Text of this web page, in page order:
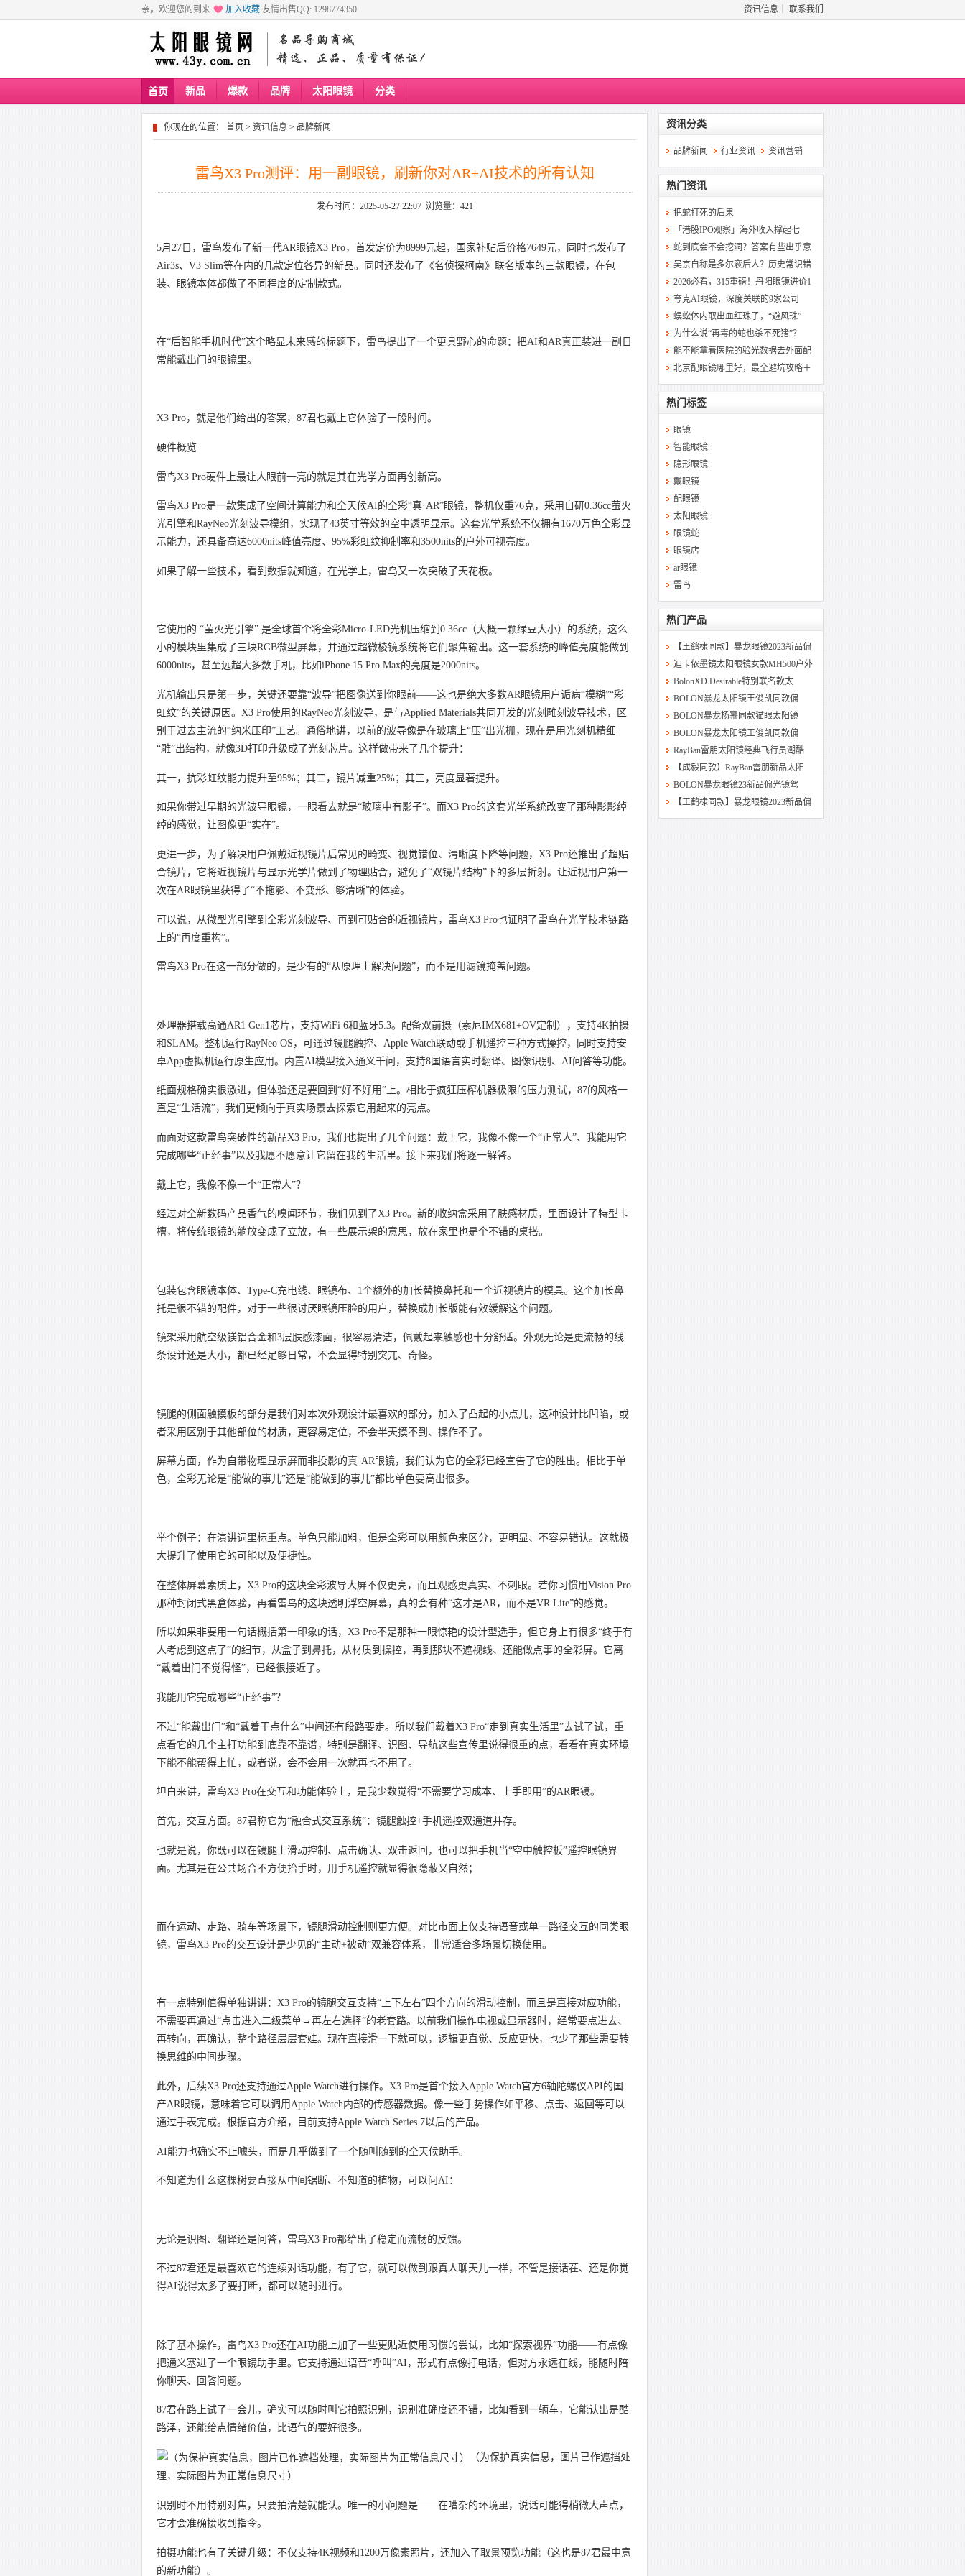
亲，欢迎您的到来 加入收藏 友情出售QQ: 1298774350 资讯信息 联系我们
首页 新品 爆款 品牌 太阳眼镜 分类
你现在的位置： 首页 > 资讯信息 > 品牌新闻
雷鸟X3 Pro测评：用一副眼镜，刷新你对AR+AI技术的所有认知
发布时间：2025-05-27 22:07 浏览量：421
5月27日，雷鸟发布了新一代AR眼镜X3 Pro，首发定价为8999元起，国家补贴后价格7649元，同时也发布了
Air3s、V3 Slim等在内的几款定位各异的新品。同时还发布了《名侦探柯南》联名版本的三款眼镜，在包
装、眼镜本体都做了不同程度的定制款式。
在“后智能手机时代”这个略显未来感的标题下，雷鸟提出了一个更具野心的命题：把AI和AR真正装进一副日
常能戴出门的眼镜里。
X3 Pro，就是他们给出的答案，87君也戴上它体验了一段时间。
硬件概览
雷鸟X3 Pro硬件上最让人眼前一亮的就是其在光学方面再创新高。
雷鸟X3 Pro是一款集成了空间计算能力和全天候AI的全彩“真·AR”眼镜，整机仅重76克，采用自研0.36cc萤火
光引擎和RayNeo光刻波导模组，实现了43英寸等效的空中透明显示。这套光学系统不仅拥有1670万色全彩显
示能力，还具备高达6000nits峰值亮度、95%彩虹纹抑制率和3500nits的户外可视亮度。
如果了解一些技术，看到数据就知道，在光学上，雷鸟又一次突破了天花板。
它使用的 “萤火光引擎” 是全球首个将全彩Micro-LED光机压缩到0.36cc（大概一颗绿豆大小）的系统，这么
小的模块里集成了三块RGB微型屏幕，并通过超微棱镜系统将它们聚焦输出。这一套系统的峰值亮度能做到
6000nits，甚至远超大多数手机，比如iPhone 15 Pro Max的亮度是2000nits。
光机输出只是第一步，关键还要靠“波导”把图像送到你眼前——这也是绝大多数AR眼镜用户诟病“模糊”“彩
虹纹”的关键原因。X3 Pro使用的RayNeo光刻波导，是与Applied Materials共同开发的光刻雕刻波导技术，区
别于过去主流的“纳米压印”工艺。通俗地讲，以前的波导像是在玻璃上“压”出光栅，现在是用光刻机精细
“雕”出结构，就像3D打印升级成了光刻芯片。这样做带来了几个提升：
其一，抗彩虹纹能力提升至95%；其二，镜片减重25%；其三，亮度显著提升。
如果你带过早期的光波导眼镜，一眼看去就是“玻璃中有影子”。而X3 Pro的这套光学系统改变了那种影影绰
绰的感觉，让图像更“实在”。
更进一步，为了解决用户佩戴近视镜片后常见的畸变、视觉错位、清晰度下降等问题，X3 Pro还推出了超贴
合镜片，它将近视镜片与显示光学片做到了物理贴合，避免了“双镜片结构”下的多层折射。让近视用户第一
次在AR眼镜里获得了“不拖影、不变形、够清晰”的体验。
可以说，从微型光引擎到全彩光刻波导、再到可贴合的近视镜片，雷鸟X3 Pro也证明了雷鸟在光学技术链路
上的“再度重构”。
雷鸟X3 Pro在这一部分做的，是少有的“从原理上解决问题”，而不是用滤镜掩盖问题。
处理器搭载高通AR1 Gen1芯片，支持WiFi 6和蓝牙5.3。配备双前摄（索尼IMX681+OV定制），支持4K拍摄
和SLAM。整机运行RayNeo OS，可通过镜腿触控、Apple Watch联动或手机遥控三种方式操控，同时支持安
卓App虚拟机运行原生应用。内置AI模型接入通义千问，支持8国语言实时翻译、图像识别、AI问答等功能。
纸面规格确实很激进，但体验还是要回到“好不好用”上。相比于疯狂压榨机器极限的压力测试，87的风格一
直是“生活流”，我们更倾向于真实场景去探索它用起来的亮点。
而面对这款雷鸟突破性的新品X3 Pro，我们也提出了几个问题：戴上它，我像不像一个“正常人”、我能用它
完成哪些“正经事”以及我愿不愿意让它留在我的生活里。接下来我们将逐一解答。
戴上它，我像不像一个“正常人”？
经过对全新数码产品香气的嗅闻环节，我们见到了X3 Pro。新的收纳盒采用了肤感材质，里面设计了特型卡
槽，将传统眼镜的躺放变成了立放，有一些展示架的意思，放在家里也是个不错的桌搭。
包装包含眼镜本体、Type-C充电线、眼镜布、1个额外的加长替换鼻托和一个近视镜片的模具。这个加长鼻
托是很不错的配件，对于一些很讨厌眼镜压脸的用户，替换成加长版能有效缓解这个问题。
镜架采用航空级镁铝合金和3层肤感漆面，很容易清洁，佩戴起来触感也十分舒适。外观无论是更流畅的线
条设计还是大小，都已经足够日常，不会显得特别突兀、奇怪。
镜腿的侧面触摸板的部分是我们对本次外观设计最喜欢的部分，加入了凸起的小点儿，这种设计比凹陷，或
者采用区别于其他部位的材质，更容易定位，不会半天摸不到、操作不了。
屏幕方面，作为自带物理显示屏而非投影的真·AR眼镜，我们认为它的全彩已经宣告了它的胜出。相比于单
色，全彩无论是“能做的事儿”还是“能做到的事儿”都比单色要高出很多。
举个例子：在演讲词里标重点。单色只能加粗，但是全彩可以用颜色来区分，更明显、不容易错认。这就极
大提升了使用它的可能以及便捷性。
在整体屏幕素质上，X3 Pro的这块全彩波导大屏不仅更亮，而且观感更真实、不刺眼。若你习惯用Vision Pro
那种封闭式黑盒体验，再看雷鸟的这块透明浮空屏幕，真的会有种“这才是AR，而不是VR Lite”的感觉。
所以如果非要用一句话概括第一印象的话，X3 Pro不是那种一眼惊艳的设计型选手，但它身上有很多“终于有
人考虑到这点了”的细节，从盒子到鼻托，从材质到操控，再到那块不遮视线、还能做点事的全彩屏。它离
“戴着出门不觉得怪”，已经很接近了。
我能用它完成哪些“正经事”？
不过“能戴出门”和“戴着干点什么”中间还有段路要走。所以我们戴着X3 Pro“走到真实生活里”去试了试，重
点看它的几个主打功能到底靠不靠谱，特别是翻译、识图、导航这些宣传里说得很重的点，看看在真实环境
下能不能帮得上忙，或者说，会不会用一次就再也不用了。
坦白来讲，雷鸟X3 Pro在交互和功能体验上，是我少数觉得“不需要学习成本、上手即用”的AR眼镜。
首先，交互方面。87君称它为“融合式交互系统”：镜腿触控+手机遥控双通道并存。
也就是说，你既可以在镜腿上滑动控制、点击确认、双击返回，也可以把手机当“空中触控板”遥控眼镜界
面。尤其是在公共场合不方便抬手时，用手机遥控就显得很隐蔽又自然；
而在运动、走路、骑车等场景下，镜腿滑动控制则更方便。对比市面上仅支持语音或单一路径交互的同类眼
镜，雷鸟X3 Pro的交互设计是少见的“主动+被动”双兼容体系，非常适合多场景切换使用。
有一点特别值得单独讲讲：X3 Pro的镜腿交互支持“上下左右”四个方向的滑动控制，而且是直接对应功能，
不需要再通过“点击进入二级菜单→再左右选择”的老套路。以前我们操作电视或显示器时，经常要点进去、
再转向，再确认，整个路径层层套娃。现在直接滑一下就可以，逻辑更直觉、反应更快，也少了那些需要转
换思维的中间步骤。
此外，后续X3 Pro还支持通过Apple Watch进行操作。X3 Pro是首个接入Apple Watch官方6轴陀螺仪API的国
产AR眼镜，意味着它可以调用Apple Watch内部的传感器数据。像一些手势操作如平移、点击、返回等可以
通过手表完成。根据官方介绍，目前支持Apple Watch Series 7以后的产品。
AI能力也确实不止噱头，而是几乎做到了一个随叫随到的全天候助手。
不知道为什么这棵树要直接从中间锯断、不知道的植物，可以问AI：
无论是识图、翻译还是问答，雷鸟X3 Pro都给出了稳定而流畅的反馈。
不过87君还是最喜欢它的连续对话功能，有了它，就可以做到跟真人聊天儿一样，不管是接话茬、还是你觉
得AI说得太多了要打断，都可以随时进行。
除了基本操作，雷鸟X3 Pro还在AI功能上加了一些更贴近使用习惯的尝试，比如“探索视界”功能——有点像
把通义塞进了一个眼镜助手里。它支持通过语音“呼叫”AI，形式有点像打电话，但对方永远在线，能随时陪
你聊天、回答问题。
87君在路上试了一会儿，确实可以随时叫它拍照识别，识别准确度还不错，比如看到一辆车，它能认出是酷
路泽，还能给点情绪价值，比语气的要好很多。
（为保护真实信息，图片已作遮挡处
理，实际图片为正常信息尺寸）
识别时不用特别对焦，只要拍清楚就能认。唯一的小问题是——在嘈杂的环境里，说话可能得稍微大声点，
它才会准确接收到指令。
拍摄功能也有了关键升级：不仅支持4K视频和1200万像素照片，还加入了取景预览功能（这也是87君最中意
的新功能）。
资讯分类
品牌新闻 行业资讯 资讯营销
热门资讯
把蛇打死的后果
「港股IPO观察」海外收入撑起七
蛇到底会不会挖洞？答案有些出乎意
吴京自称是多尔衮后人？历史常识错
2026必看，315重磅！丹阳眼镜进价1
夸克AI眼镜，深度关联的9家公司
蜈蚣体内取出血红珠子，“避风珠”
为什么说“再毒的蛇也杀不死猪”？
能不能拿着医院的验光数据去外面配
北京配眼镜哪里好，最全避坑攻略＋
热门标签
眼镜
智能眼镜
隐形眼镜
戴眼镜
配眼镜
太阳眼镜
眼镜蛇
眼镜店
ar眼镜
雷鸟
热门产品
【王鹤棣同款】暴龙眼镜2023新品偏
迪卡侬墨镜太阳眼镜女款MH500户外
BolonXD.Desirable特别联名款太
BOLON暴龙太阳镜王俊凯同款偏
BOLON暴龙杨幂同款猫眼太阳镜
BOLON暴龙太阳镜王俊凯同款偏
RayBan雷朋太阳镜经典飞行员潮酷
【成毅同款】RayBan雷朋新品太阳
BOLON暴龙眼镜23新品偏光镜驾
【王鹤棣同款】暴龙眼镜2023新品偏